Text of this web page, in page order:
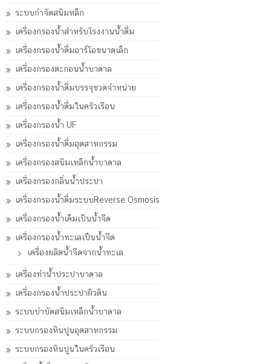
ระบบกำจัดสนิมหล็ก
เครื่องกรองน้ำสำหรับโรงงานน้ำดื่ม
เครื่องกรองน้ำดื่มอาร์โอขนาดเล็ก
เครื่องกรองตะกอนน้ำบาดาล
เครื่องกรองน้ำดื่มบรรจุขวดจำหน่าย
เครื่องกรองน้ำดื่มในครัวเรือน
เครื่องกรองน้ำ UF
เครื่องกรองน้ำดื่มอุตสาหกรรม
เครื่องกรองสนิมเหล็กน้ำบาดาล
เครื่องกรองกลิ่นน้ำประปา
เครื่องกรองน้ำดื่มระบบReverse Osmosis
เครื่องกรองน้ำเค็มเป็นน้ำจืด
เครื่องกรองน้ำทะเลเป็นน้ำจืด
เครื่องผลิตน้ำจืดจากน้ำทะเล
เครื่องทำน้ำประปาบาดาล
เครื่องกรองน้ำประปาผิวดิน
ระบบบำบัดสนิมเหล็กน้ำบาดาล
ระบบกรองหินปูนอุตสาหกรรม
ระบบกรองหินปูนในครัวเรือน